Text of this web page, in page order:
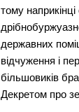
тому
державних
відчуження і
більшовиків
Декретом про